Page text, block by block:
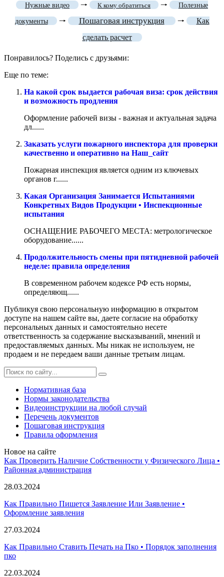
Нужные видео 🠒 К кому обратиться 🠒 Полезные
документы 🠒 Пошаговая инструкция 🠒
Как
сделать расчет
Понравилось? Поделись с друзьями:
Еще по теме:
На какой срок выдается рабочая виза: срок действия
и возможность продления
Оформление рабочей визы - важная и актуальная задача
дл......
Заказать услуги пожарного инспектора для проверки
качественно и оперативно на Наш_сайт
Пожарная инспекция является одним из ключевых
органов г......
Какая Организация Занимается Испытаниями
Конкретных Видов Продукции • Инспекционные
испытания
ОСНАЩЕНИЕ РАБОЧЕГО МЕСТА: метрологическое
оборудование......
Продолжительность смены при пятидневной рабочей
неделе: правила определения
В современном рабочем кодексе РФ есть нормы,
определяющ......
Публикуя свою персональную информацию в открытом
доступе на нашем сайте вы, даете согласие на обработку
персональных данных и самостоятельно несете
ответственность за содержание высказываний, мнений и
предоставляемых данных. Мы никак не используем, не
продаем и не передаем ваши данные третьим лицам.
Нормативная база
Нормы законодательства
Видеоинструкции на любой случай
Перечень документов
Пошаговая инструкция
Правила оформления
Новое на сайте
Как Проверить Наличие Собственности у Физического Лица •
Paйoннaя aдминиcтpaция
28.03.2024
Как Правильно Пишется Заявление Или Заявление •
Оформление заявления
27.03.2024
Как Правильно Ставить Печать на Пко • Порядок заполнения
пко
22.03.2024